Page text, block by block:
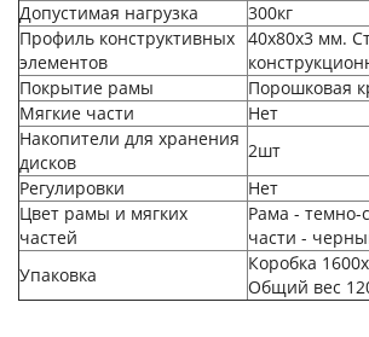
Допустимая нагрузка
300кг
Профиль конструктивных
элементов
40х80х3 мм.
Покрытие рамы
Порошковая
Мягкие части
Нет
Накопители для хранения
дисков
2шт
Регулировки
Нет
Цвет рамы и мягких
частей
Рама -
части -
Упаковка
Коробка
Общий вес